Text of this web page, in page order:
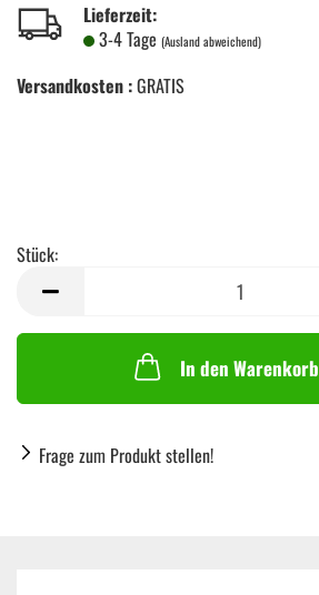
Lieferzeit:
3-4 Tage (Ausland abweichend)
Versandkosten :GRATIS
Stück:
In den Warenkorb
Frage zum Produkt stellen!